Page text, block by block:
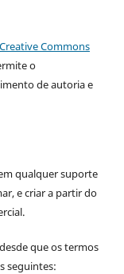
Creative Commons
o
de autoria e
qualquer suporte
e criar a partir do
que os termos
seguintes: